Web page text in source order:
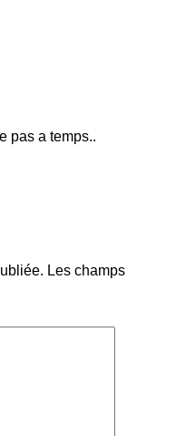
pas a temps..
Les champs